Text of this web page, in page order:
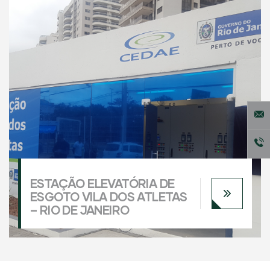
ESTAÇÃO ELEVATÓRIA DE
ESGOTO VILA DOS ATLETAS
– RIO DE JANEIRO